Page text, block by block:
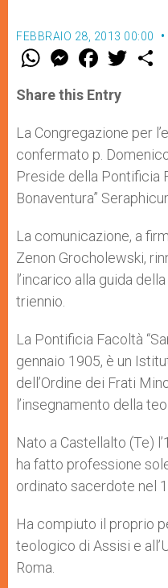
FEBBRAIO 28, 2013 00:00
W
t
s
p
p
M
e
s
e
g
e
r
F
a
e
b
o
k
w
r
Share this Entry
La Congregazione per
confermato p.
Preside della Pontificia
Bonaventura”
La comunicazione, a
Zenon Grocholewski,
l’incarico alla guida
triennio.
La Pontificia Facoltà
gennaio 1905, è un
dell’Ordine dei Frati
l’insegnamento della
Nato a Castellalto (Te)
ha fatto professione
ordinato sacerdote nel
Ha compiuto il proprio
teologico di Assisi e
Roma.